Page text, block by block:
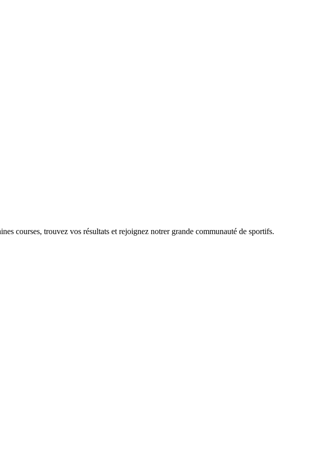
courses, trouvez vos résultats et rejoignez notrer grande communauté de sportifs.